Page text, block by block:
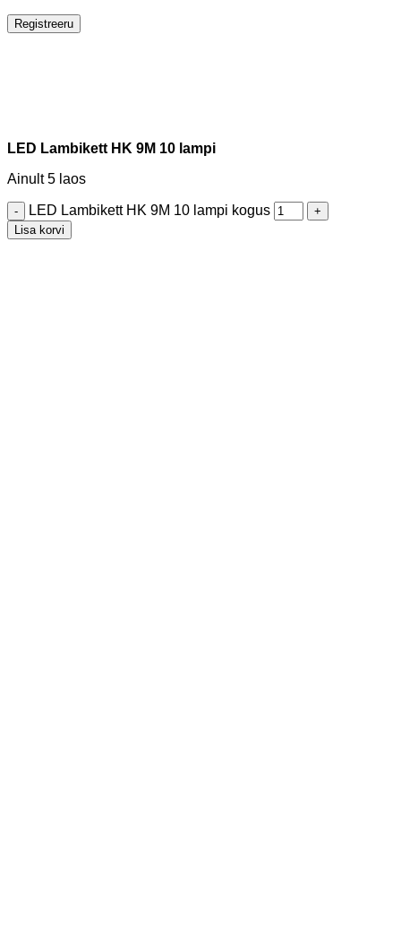
Registreeru
LED Lambikett HK 9M 10 lampi
Ainult 5 laos
LED Lambikett HK 9M 10 lampi kogus
Lisa korvi